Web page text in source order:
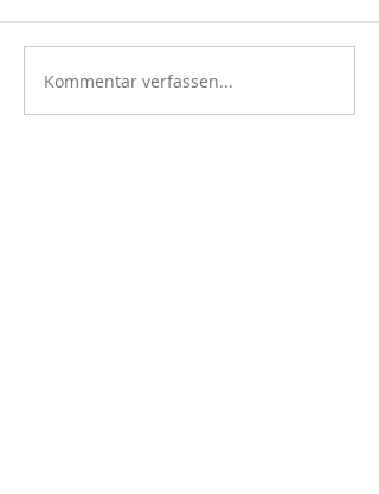
Kommentar verfassen...